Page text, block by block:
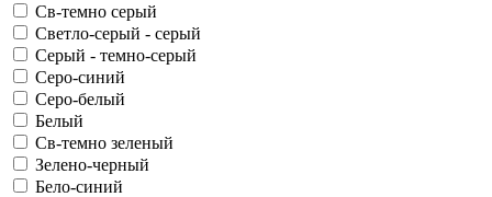
Св-темно серый
Светло-серый - серый
Серый - темно-серый
Серо-синий
Серо-белый
Белый
Св-темно зеленый
Зелено-черный
Бело-синий